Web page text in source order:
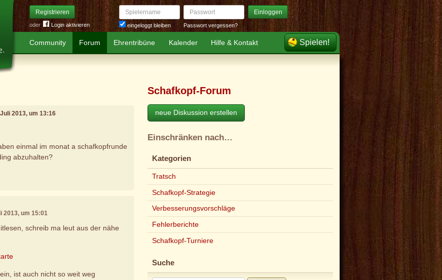
Registrieren
oder Login aktivieren
Spielername
eingeloggt bleiben
Passwort Einloggen
Passwort vergessen?
Community Forum Ehrentribüne Kalender Hilfe & Kontakt Spielen!
2013, um 13:16
einmal im monat a schafkopfrunde
abzuhalten?
2013, um 15:01
schreib ma leut aus der nähe
ist auch nicht so weit weg
Schafkopf-Forum
neue Diskussion erstellen
Einschränken nach…
Kategorien
Tratsch
Schafkopf-Strategie
Verbesserungsvorschläge
Fehlerberichte
Schafkopf-Turniere
Suche